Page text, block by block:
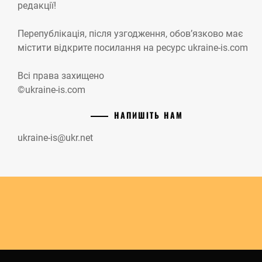
редакції!
Перепублікація, після узгодження, обов’язково має
містити відкрите посилання на ресурс ukraine-is.com
Всі права захищено
©ukraine-is.com
НАПИШІТЬ НАМ
ukraine-is@ukr.net